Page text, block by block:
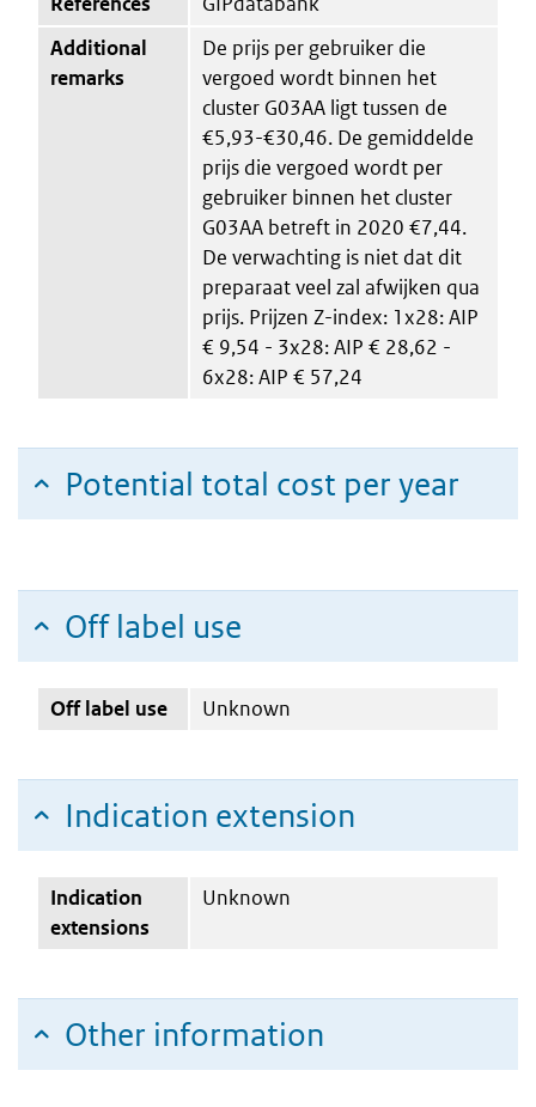
Additional
remarks
De prijs per gebruiker die
vergoed wordt binnen het
cluster G03AA ligt tussen de
€5,93-€30,46. De gemiddelde
prijs die vergoed wordt per
gebruiker binnen het cluster
G03AA betreft in 2020 €7,44.
De verwachting is niet dat dit
preparaat veel zal afwijken qua
prijs. Prijzen Z-index: 1x28: AIP
€ 9,54 - 3x28: AIP € 28,62 -
6x28: AIP € 57,24
Potential total cost per year
Off label use
Off label use Unknown
Indication extension
Indication
extensions
Unknown
Other information